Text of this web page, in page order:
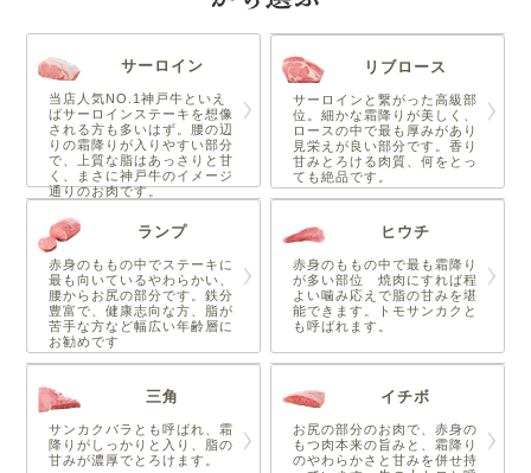
サーロイン
当店人気NO.1神戸牛といえ
ばサーロインステーキを想像
される方も多いはず。腰の辺
りの霜降りが入りやすい部分
で、上質な脂はあっさりと甘
く、まさに神戸牛のイメージ
通りのお肉です。
リブロース
サーロインと繋がった高級部
位。細かな霜降りが美しく、
ロースの中で最も厚みがあり
見栄えが良い部分です。香り
甘みとろける肉質、何をとっ
ても絶品です。
ランプ
赤身のももの中でステーキに
最も向いているやわらかい、
腰からお尻の部分です。鉄分
豊富で、健康志向な方、脂が
苦手な方など幅広い年齢層に
お勧めです
ヒウチ
赤身のももの中で最も霜降り
が多い部位 焼肉にすれば程
よい噛み応えで脂の甘みを堪
能できます。トモサンカクと
も呼ばれます。
三角
サンカクバラとも呼ばれ、霜
降りがしっかりと入り、脂の
甘みが濃厚でとろけます。
イチボ
お尻の部分のお肉で、赤身の
もつ肉本来の旨みと、霜降り
のやわらかさと甘みを併せ持